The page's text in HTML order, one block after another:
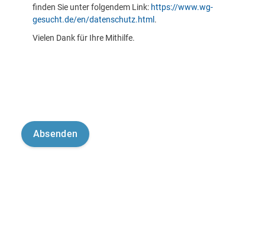
finden Sie unter folgendem Link: https://www.wg-
gesucht.de/en/datenschutz.html .
Vielen Dank für Ihre Mithilfe.